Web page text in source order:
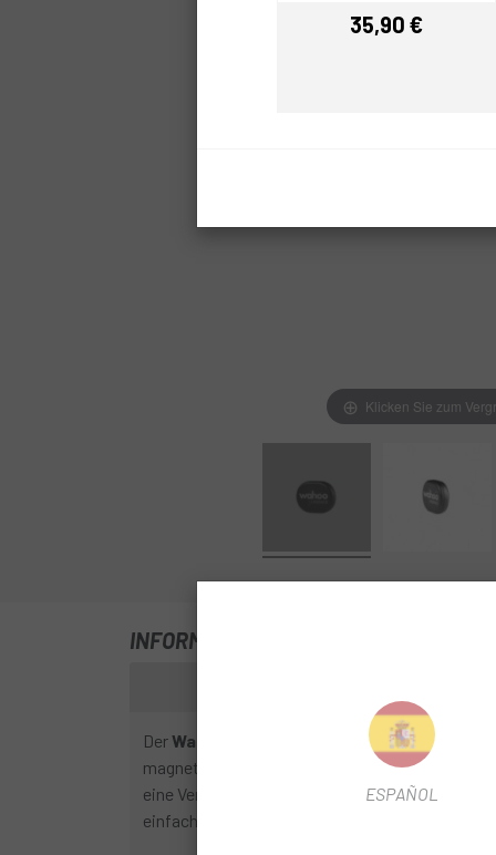
Klicken Sie zum
Preis
35,90 €
INFORMATIONEN ÜBER UNS WAHOO
DerWahoo RPM Trittfrequenzsensor ist
magnetfrei und lässt sich einfach an Ihrem
eine Verbindung zu Smartphones und GPS-
einfach.
ESPAÑOL